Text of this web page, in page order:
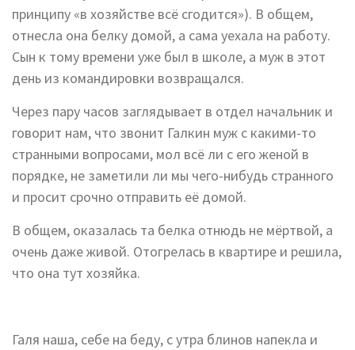
принципу «в хозяйстве всё сгодится»). В общем,
отнесла она белку домой, а сама уехала на работу.
Сын к тому времени уже был в школе, а муж в этот
день из командировки возвращался.
Через пару часов заглядывает в отдел начальник и
говорит нам, что звонит Галкин муж с какими-то
странными вопросами, мол всё ли с его женой в
порядке, не заметили ли мы чего-нибудь странного
и просит срочно отправить её домой.
В общем, оказалась та белка отнюдь не мёртвой, а
очень даже живой. Отогрелась в квартире и решила,
что она тут хозяйка.
Галя наша, себе на беду, с утра блинов напекла и